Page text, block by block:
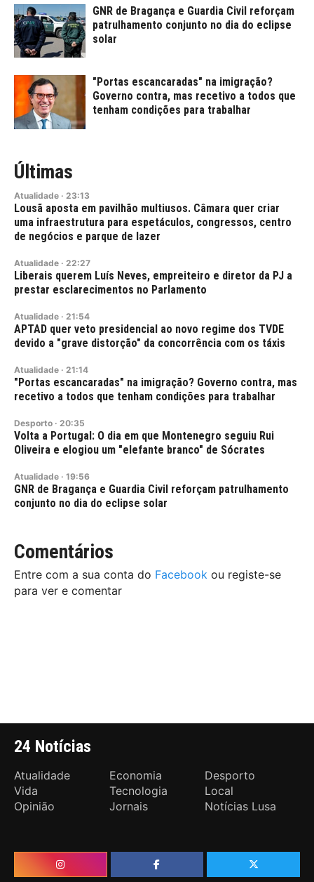
GNR de Bragança e Guardia Civil reforçam
patrulhamento conjunto no dia do eclipse
solar
"Portas escancaradas" na imigração?
Governo contra, mas recetivo a todos que
tenham condições para trabalhar
Últimas
Atualidade · 23:13
Lousã aposta em pavilhão multiusos. Câmara quer criar
uma infraestrutura para espetáculos, congressos, centro
de negócios e parque de lazer
Atualidade · 22:27
Liberais querem Luís Neves, empreiteiro e diretor da PJ a
prestar esclarecimentos no Parlamento
Atualidade · 21:54
APTAD quer veto presidencial ao novo regime dos TVDE
devido a "grave distorção" da concorrência com os táxis
Atualidade · 21:14
"Portas escancaradas" na imigração? Governo contra, mas
recetivo a todos que tenham condições para trabalhar
Desporto · 20:35
Volta a Portugal: O dia em que Montenegro seguiu Rui
Oliveira e elogiou um "elefante branco" de Sócrates
Atualidade · 19:56
GNR de Bragança e Guardia Civil reforçam patrulhamento
conjunto no dia do eclipse solar
Comentários
Entre com a sua conta do Facebook ou registe-se
para ver e comentar
24 Notícias
Atualidade Economia
Desporto
Vida
Tecnologia
Local
Opinião
Jornais Notícias Lusa